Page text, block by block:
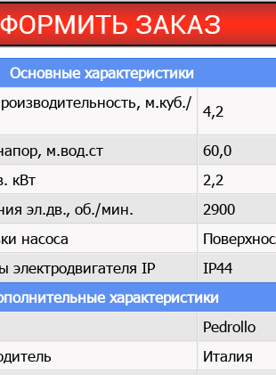
Основные характеристики
м.куб./
4,2
м.вод.ст
60,0
кВт
2,2
эл.дв., об./мин.
2900
насоса
электродвигателя IP
IP44
характеристики
Pedrollo
Италия